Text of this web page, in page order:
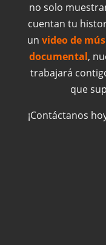
no solo
cuentan tu
un video de
documental,
trabajará
que
¡Contáctanos